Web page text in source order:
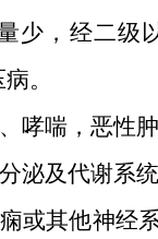
少，经二级
。
哮喘，恶性
泌及代谢系
或其他神经